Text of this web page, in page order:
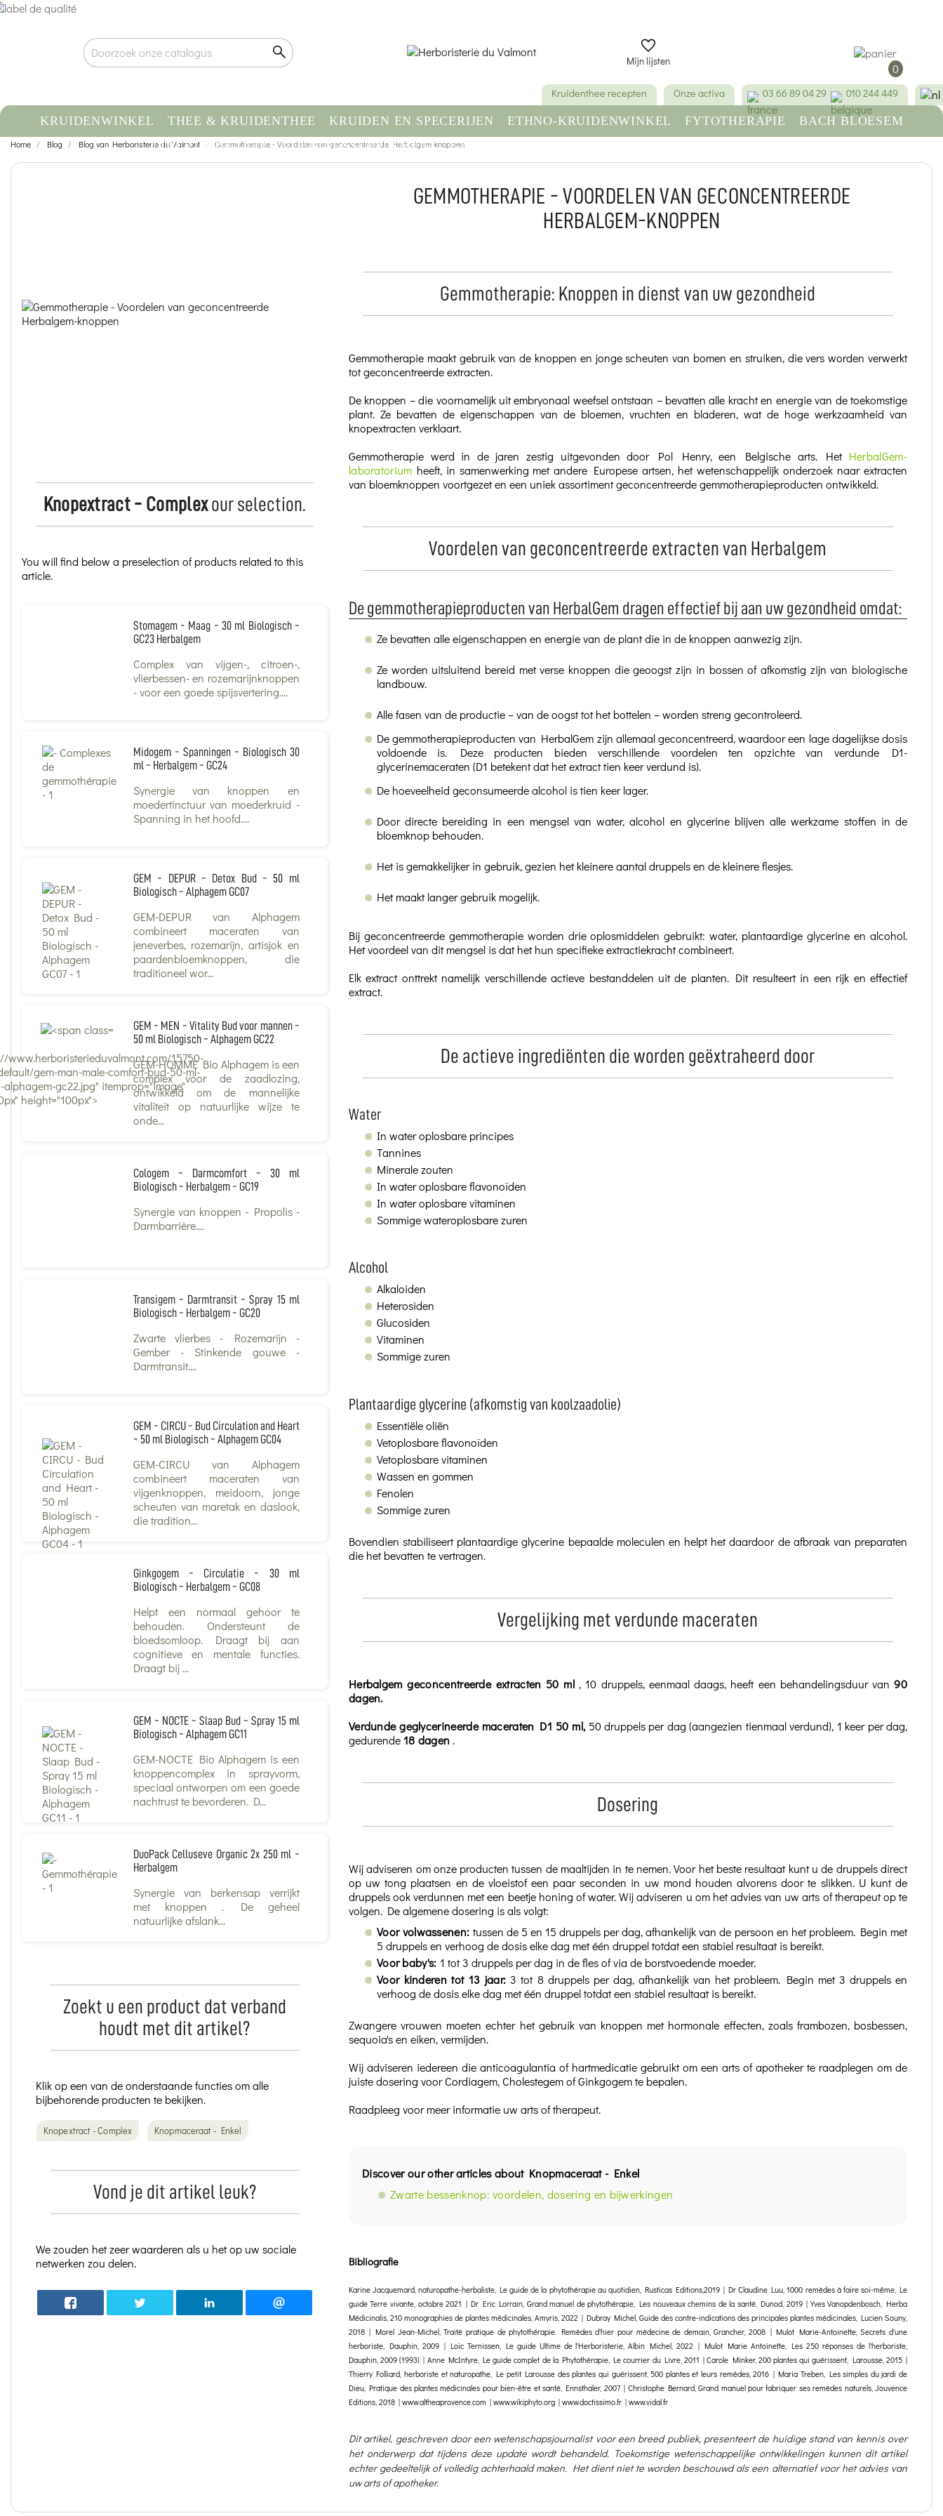
Mijn lijsten 0
Kruidenthee recepten Onze activa 03 66 89 04 29 010 244 449
KRUIDENWINKEL THEE & KRUIDENTHEE KRUIDEN EN SPECERIJEN ETHNO-KRUIDENWINKEL FYTOTHERAPIE
BACH BLOESEM
ETHERISCHE OLIE
VOEDINGSSUPPLEMENT GEZONDHEID & WELZIJN
Home Blog Blog van Herboristerie du Valmont Gemmotherapie - Voordelen van geconcentreerde Herbalgem-knoppen
GEMMOTHERAPIE - VOORDELEN VAN GECONCENTREERDE
HERBALGEM-KNOPPEN
Gemmotherapie: Knoppen in dienst van uw gezondheid
Gemmotherapie maakt gebruik van de knoppen en jonge scheuten van bomen en struiken, die vers worden verwerkt
tot geconcentreerde extracten.
De knoppen – die voornamelijk uit embryonaal weefsel ontstaan – bevatten alle kracht en energie van de toekomstige
plant. Ze bevatten de eigenschappen van de bloemen, vruchten en bladeren, wat de hoge werkzaamheid van
knopextracten verklaart.
Gemmotherapie werd in de jaren zestig uitgevonden door Pol Henry, een Belgische arts. Het HerbalGem-
laboratorium heeft, in samenwerking met andere Europese artsen, het wetenschappelijk onderzoek naar extracten
van bloemknoppen voortgezet en een uniek assortiment geconcentreerde gemmotherapieproducten ontwikkeld.
Voordelen van geconcentreerde extracten van Herbalgem
De gemmotherapieproducten van HerbalGem dragen effectief bij aan uw gezondheid omdat:
Ze bevatten alle eigenschappen en energie van de plant die in de knoppen aanwezig zijn.
Ze worden uitsluitend bereid met verse knoppen die geoogst zijn in bossen of afkomstig zijn van biologische
landbouw.
Alle fasen van de productie – van de oogst tot het bottelen – worden streng gecontroleerd.
De gemmotherapieproducten van HerbalGem zijn allemaal geconcentreerd, waardoor een lage dagelijkse dosis
voldoende is. Deze producten bieden verschillende voordelen ten opzichte van verdunde D1-
glycerinemaceraten (D1 betekent dat het extract tien keer verdund is).
De hoeveelheid geconsumeerde alcohol is tien keer lager.
Door directe bereiding in een mengsel van water, alcohol en glycerine blijven alle werkzame stoffen in de
bloemknop behouden.
Het is gemakkelijker in gebruik, gezien het kleinere aantal druppels en de kleinere flesjes.
Het maakt langer gebruik mogelijk.
Bij geconcentreerde gemmotherapie worden drie oplosmiddelen gebruikt: water, plantaardige glycerine en alcohol.
Het voordeel van dit mengsel is dat het hun specifieke extractiekracht combineert.
Elk extract onttrekt namelijk verschillende actieve bestanddelen uit de planten. Dit resulteert in een rijk en effectief
extract.
De actieve ingrediënten die worden geëxtraheerd door
Water
In water oplosbare principes
Tannines
Minerale zouten
In water oplosbare flavonoïden
In water oplosbare vitaminen
Sommige wateroplosbare zuren
Alcohol
Alkaloiden
Heterosiden
Glucosiden
Vitaminen
Sommige zuren
Plantaardige glycerine (afkomstig van koolzaadolie)
Essentiële oliën
Vetoplosbare flavonoïden
Vetoplosbare vitaminen
Wassen en gommen
Fenolen
Sommige zuren
Bovendien stabiliseert plantaardige glycerine bepaalde moleculen en helpt het daardoor de afbraak van preparaten
die het bevatten te vertragen.
Vergelijking met verdunde maceraten
Herbalgem geconcentreerde extracten 50 ml, 10 druppels, eenmaal daags, heeft een behandelingsduur van90
dagen.
Verdunde geglycerineerde maceraten D1 50 ml,50 druppels per dag (aangezien tienmaal verdund), 1 keer per dag,
gedurende18 dagen .
Dosering
Wij adviseren om onze producten tussen de maaltijden in te nemen. Voor het beste resultaat kunt u de druppels direct
op uw tong plaatsen en de vloeistof een paar seconden in uw mond houden alvorens door te slikken. U kunt de
druppels ook verdunnen met een beetje honing of water. Wij adviseren u om het advies van uw arts of therapeut op te
volgen. De algemene dosering is als volgt:
Voor volwassenen: tussen de 5 en 15 druppels per dag, afhankelijk van de persoon en het probleem. Begin met
5 druppels en verhoog de dosis elke dag met één druppel totdat een stabiel resultaat is bereikt.
Voor baby's: 1 tot 3 druppels per dag in de fles of via de borstvoedende moeder.
Voor kinderen tot 13 jaar: 3 tot 8 druppels per dag, afhankelijk van het probleem. Begin met 3 druppels en
verhoog de dosis elke dag met één druppel totdat een stabiel resultaat is bereikt.
Zwangere vrouwen moeten echter het gebruik van knoppen met hormonale effecten, zoals frambozen, bosbessen,
sequoia's en eiken, vermijden.
Wij adviseren iedereen die anticoagulantia of hartmedicatie gebruikt om een arts of apotheker te raadplegen om de
juiste dosering voor Cordiagem, Cholestegem of Ginkgogem te bepalen.
Raadpleeg voor meer informatie uw arts of therapeut.
Discover our other articles about Knopmaceraat - Enkel
Zwarte bessenknop: voordelen, dosering en bijwerkingen
Bibliografie
Karine Jacquemard, naturopathe-herbaliste, Le guide de la phytothérapie au quotidien, Rusticas Editions,2019 | Dr Claudine Luu, 1000 remèdes à faire soi-même, Le
guide Terre vivante, octobre 2021 | Dr Eric Lorrain, Grand manuel de phytothérapie, Les nouveaux chemins de la santé, Dunod, 2019 | Yves Vanopdenbosch, Herba
Médicinalis, 210 monographies de plantes médicinales, Amyris, 2022 | Dubray Michel, Guide des contre-indications des principales plantes médicinales, Lucien Souny,
2018 | Morel Jean-Michel, Traité pratique de phytothérapie. Remèdes d'hier pour médecine de demain, Grancher, 2008 | Mulot Marie-Antoinette, Secrets d'une
herboriste, Dauphin, 2009 | Loïc Ternissen, Le guide Ultime de l'Herboristerie, Albin Michel, 2022 | Mulot Marie Antoinette, Les 250 réponses de l'herboriste,
Dauphin, 2009 (1993) | Anne McIntyre, Le guide complet de la Phytothérapie, Le courrier du Livre, 2011 | Carole Minker, 200 plantes qui guérissent, Larousse, 2015 |
Thierry Folliard, herboriste et naturopathe, Le petit Larousse des plantes qui guérissent, 500 plantes et leurs remèdes, 2016 | Maria Treben, Les simples du jardi de
Dieu, Pratique des plantes médicinales pour bien-être et santé, Ennsthaler, 2007 | Christophe Bernard, Grand manuel pour fabriquer ses remèdes naturels, Jouvence
Editions, 2018 | www.altheaprovence.com | www.wikiphyto.org | www.doctissimo.fr | www.vidal.fr
Dit artikel, geschreven door een wetenschapsjournalist voor een breed publiek, presenteert de huidige stand van kennis over
het onderwerp dat tijdens deze update wordt behandeld. Toekomstige wetenschappelijke ontwikkelingen kunnen dit artikel
echter gedeeltelijk of volledig achterhaald maken. Het dient niet te worden beschouwd als een alternatief voor het advies van
uw arts of apotheker.
Knopextract - Complexour selection.
You will find below a preselection of products related to this
article.
Stomagem - Maag - 30 ml Biologisch -
GC23 Herbalgem
Complex van vijgen-, citroen-,
vlierbessen- en rozemarijnknoppen
- voor een goede spijsvertering....
Midogem - Spanningen - Biologisch 30
ml - Herbalgem - GC24
Synergie van knoppen en
moedertinctuur van moederkruid -
Spanning in het hoofd....
GEM - DEPUR - Detox Bud - 50 ml
Biologisch - Alphagem GC07
GEM-DEPUR van Alphagem
combineert maceraten van
jeneverbes, rozemarijn, artisjok en
paardenbloemknoppen, die
traditioneel wor...
www.herboristerieduvalmont.com/15750-
gem-man-male-comfort-bud-50-ml-
gc22.jpg" itemprop="image"
height="100px">
GEM - MEN - Vitality Bud voor mannen -
50 ml Biologisch - Alphagem GC22
GEM-HOMME Bio Alphagem is een
complex voor de zaadlozing,
ontwikkeld om de mannelijke
vitaliteit op natuurlijke wijze te
onde...
Cologem - Darmcomfort - 30 ml
Biologisch - Herbalgem - GC19
Synergie van knoppen - Propolis -
Darmbarrière....
Transigem - Darmtransit - Spray 15 ml
Biologisch - Herbalgem - GC20
Zwarte vlierbes - Rozemarijn -
Gember - Stinkende gouwe -
Darmtransit....
GEM - CIRCU - Bud Circulation and Heart
- 50 ml Biologisch - Alphagem GC04
GEM-CIRCU van Alphagem
combineert maceraten van
vijgenknoppen, meidoorn, jonge
scheuten van maretak en daslook,
die tradition...
Ginkgogem - Circulatie - 30 ml
Biologisch - Herbalgem - GC08
Helpt een normaal gehoor te
behouden. Ondersteunt de
bloedsomloop. Draagt bij aan
cognitieve en mentale functies.
Draagt bij ...
GEM - NOCTE - Slaap Bud - Spray 15 ml
Biologisch - Alphagem GC11
GEM-NOCTE Bio Alphagem is een
knoppencomplex in sprayvorm,
speciaal ontworpen om een goede
nachtrust te bevorderen. D...
DuoPack Celluseve Organic 2x 250 ml -
Herbalgem
Synergie van berkensap verrijkt
met knoppen . De geheel
natuurlijke afslank...
Zoekt u een product dat verband
houdt met dit artikel?
Klik op een van de onderstaande functies om alle
bijbehorende producten te bekijken.
Knopextract - Complex Knopmaceraat - Enkel
Vond je dit artikel leuk?
We zouden het zeer waarderen als u het op uw sociale
netwerken zou delen.